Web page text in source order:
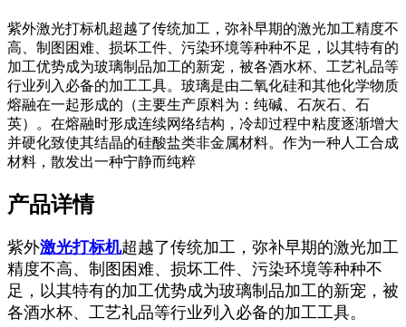
紫外激光打标机超越了传统加工，弥补早期的激光加工精度不
高、制图困难、损坏工件、污染环境等种种不足，以其特有的
加工优势成为玻璃制品加工的新宠，被各酒水杯、工艺礼品等
行业列入必备的加工工具。玻璃是由二氧化硅和其他化学物质
熔融在一起形成的（主要生产原料为：纯碱、石灰石、石
英）。在熔融时形成连续网络结构，冷却过程中粘度逐渐增大
并硬化致使其结晶的硅酸盐类非金属材料。作为一种人工合成
材料，散发出一种宁静而纯粹
产品详情
紫外激光打标机超越了传统加工，弥补早期的激光加工
精度不高、制图困难、损坏工件、污染环境等种种不
足，以其特有的加工优势成为玻璃制品加工的新宠，被
各酒水杯、工艺礼品等行业列入必备的加工工具。